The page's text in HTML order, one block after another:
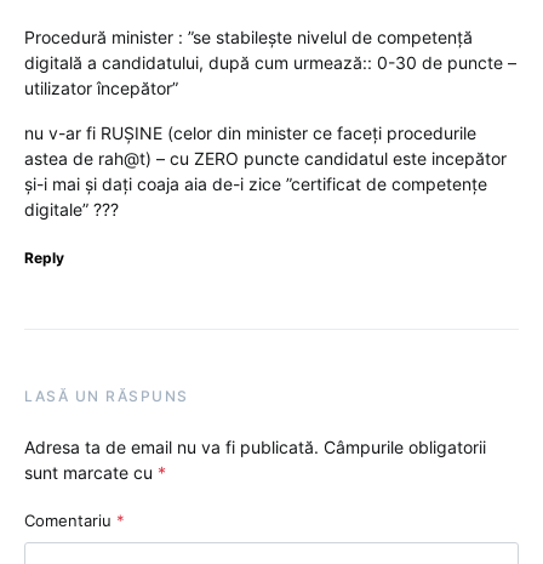
Procedură minister : ”se stabileşte nivelul de competență
digitală a candidatului, după cum urmează:: 0-30 de puncte –
utilizator începător”
nu v-ar fi RUȘINE (celor din minister ce faceți procedurile
astea de rah@t) – cu ZERO puncte candidatul este incepător
și-i mai și dați coaja aia de-i zice ”certificat de competențe
digitale” ???
Reply
LASĂ UN RĂSPUNS
Adresa ta de email nu va fi publicată. Câmpurile obligatorii
sunt marcate cu *
Comentariu *